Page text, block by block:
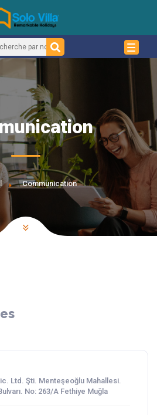
Communication
Ltd. Şti. Menteşeoğlu Mahallesi.
No: 263/A Fethiye Muğla